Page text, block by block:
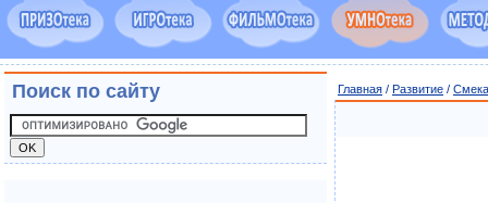
Главная / Развитие /
Поиск по сайту